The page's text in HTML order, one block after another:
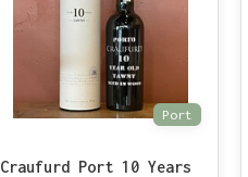
Port
Craufurd Port 10 Years